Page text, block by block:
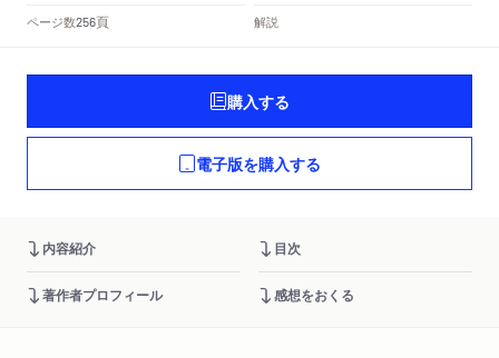
ページ数256頁 解説
購入する
電子版を購入する
内容紹介 目次
著作者プロフィール 感想をおくる